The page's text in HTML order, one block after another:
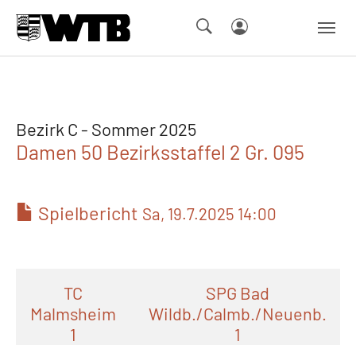
Bezirk C - Sommer 2025
Damen 50 Bezirksstaffel 2 Gr. 095
Spielbericht Sa, 19.7.2025 14:00
TC
Malmsheim
1
SPG Bad
Wildb./Calmb./Neuenb.
1